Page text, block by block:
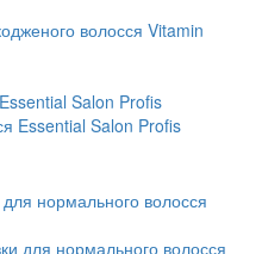
Salon Profis
нормального волосся